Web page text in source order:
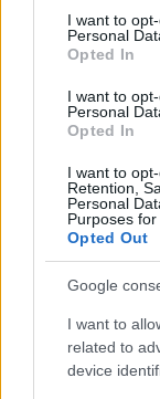
consent section.
I want to
Personal
Opted In
I want to
Personal
Opted In
I want to
Retention,
Personal
Purposes for
Opted Out
Google
I want to
related to
device
Στην
TAGS: ΕΦΗΒΟΙ